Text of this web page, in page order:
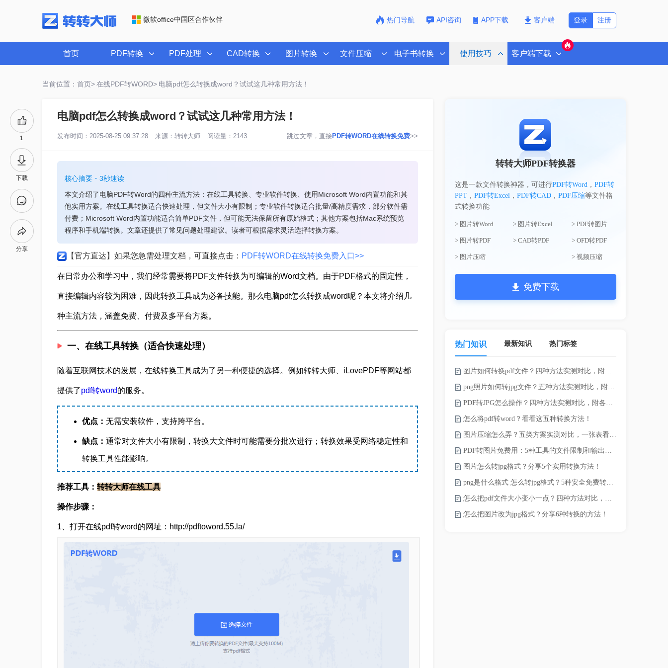
微软office中国区合作伙伴 热门导航 API咨询 APP下载 客户端 注册
登录
首页 PDF转换 PDF处理 CAD转换 图片转换 文件压缩 电子书转换 使用技巧 客户端下载
当前位置：首页> 在线PDF转WORD> 电脑pdf怎么转换成word？试试这几种常用方法！
1
下载
分享
电脑pdf怎么转换成word？试试这几种常用方法！
发布时间：2025-08-25 09:37:28 来源： 转转大师 阅读量：2143 跳过文章，直接PDF转WORD在线转换免费>>
核心摘要・3秒速读
本文介绍了电脑PDF转Word的四种主流方法：在线工具转换、专业软件转换、使用Microsoft Word内置功能和其
他实用方案。在线工具转换适合快速处理，但文件大小有限制；专业软件转换适合批量/高精度需求，部分软件需
付费；Microsoft Word内置功能适合简单PDF文件，但可能无法保留所有原始格式；其他方案包括Mac系统预览
程序和手机端转换。文章还提供了常见问题处理建议。读者可根据需求灵活选择转换方案。
【官方直达】如果您急需处理文档，可直接点击： PDF转WORD在线转换免费入口>>
在日常办公和学习中，我们经常需要将PDF文件转换为可编辑的Word文档。由于PDF格式的固定性，
直接编辑内容较为困难，因此转换工具成为必备技能。那么电脑pdf怎么转换成word呢？本文将介绍几
种主流方法，涵盖免费、付费及多平台方案。
一、在线工具转换（适合快速处理）
随着互联网技术的发展，在线转换工具成为了另一种便捷的选择。例如转转大师、iLovePDF等网站都
提供了pdf转word的服务。
优点： 无需安装软件，支持跨平台。
缺点： 通常对文件大小有限制，转换大文件时可能需要分批次进行；转换效果受网络稳定性和
转换工具性能影响。
推荐工具： 转转大师在线工具
操作步骤：
1、打开在线pdf转word的网址：http://pdftoword.55.la/
转转大师PDF转换器
这是一款文件转换神器，可进行PDF转Word， PDF转
PPT， PDF转Excel， PDF转CAD， PDF压缩等文件格
式转换功能
> 图片转Word > 图片转Excel > PDF转图片
> 图片转PDF > CAD转PDF > OFD转PDF
> 图片压缩 > 视频压缩
免费下载
热门知识 最新知识 热门标签
图片如何转换pdf文件？四种方法实测对比，附各场景最优选！
png照片如何转jpg文件？五种方法实测对比，附各场景最优选!！
PDF转JPG怎么操作？四种方法实测对比，附各场景最优选！
怎么将pdf转word？看看这五种转换方法！
图片压缩怎么弄？五类方案实测对比，一张表看懂怎么选！
PDF转图片免费用：5种工具的文件限制和输出质量对比！
图片怎么转jpg格式？分享5个实用转换方法！
png是什么格式 怎么转jpg格式？5种安全免费转换方法全解析！
怎么把pdf文件大小变小一点？四种方法对比，一看就懂！
怎么把图片改为jpg格式？分享6种转换的方法！